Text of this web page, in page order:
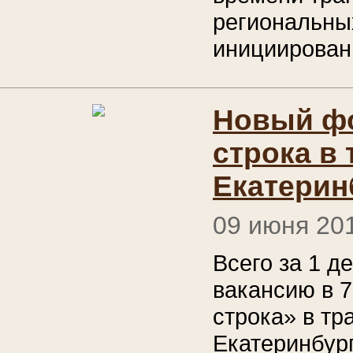
Новый
строка в
09 июня
Всего за 1
вакансию в
строка» в